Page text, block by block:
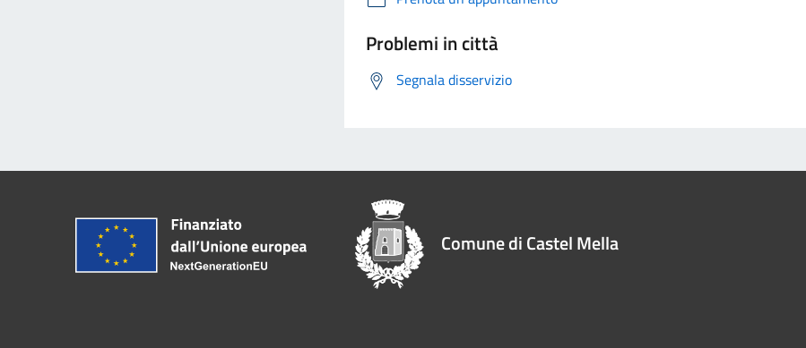
Problemi in città
Segnala disservizio
Comune di Castel Mella